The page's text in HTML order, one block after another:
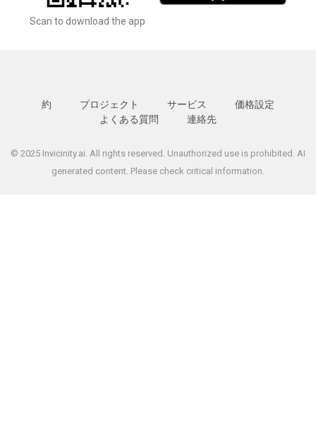
Scan to download the app
約 プロジェクト サービス
価格設定
よくある質問
連絡先
© 2025 Invicinity.ai. All rights reserved. Unauthorized use is prohibited. AI
generated content. Please check critical information.